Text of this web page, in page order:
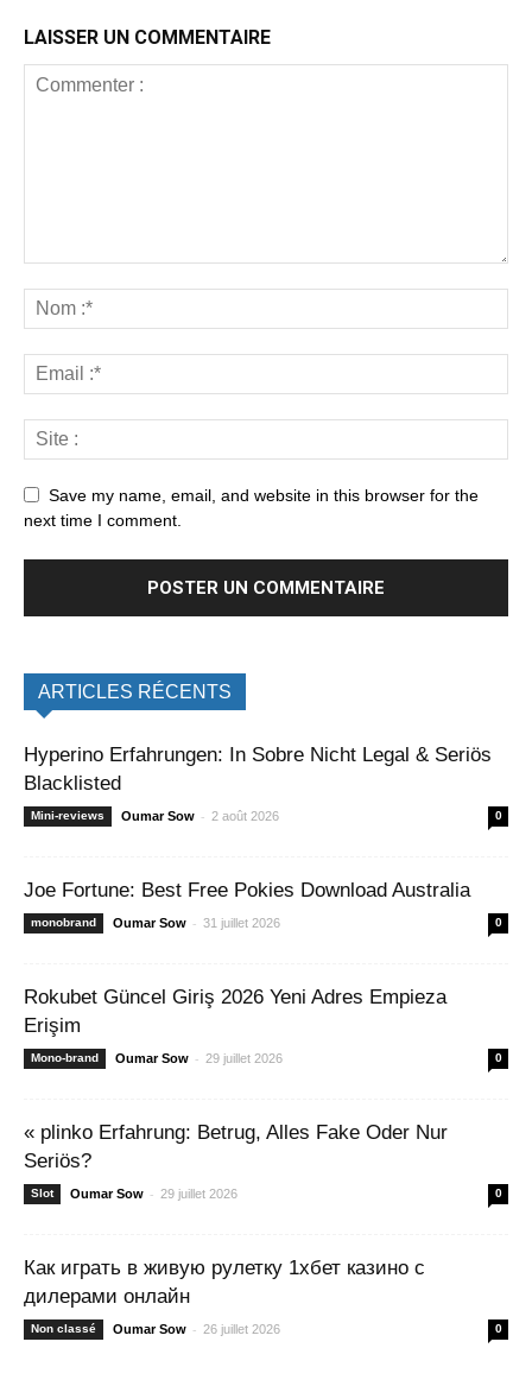
LAISSER UN COMMENTAIRE
Save my name, email, and website in this browser for the
next time I comment.
ARTICLES RÉCENTS
Hyperino Erfahrungen: In Sobre Nicht Legal & Seriös
Blacklisted
Mini-reviews Oumar Sow - 2 août 2026 0
Joe Fortune: Best Free Pokies Download Australia
monobrand Oumar Sow - 31 juillet 2026 0
Rokubet Güncel Giriş 2026 Yeni Adres Empieza
Erişim
Mono-brand Oumar Sow - 29 juillet 2026 0
« plinko Erfahrung: Betrug, Alles Fake Oder Nur
Seriös?
Slot Oumar Sow - 29 juillet 2026 0
Как играть в живую рулетку 1хбет казино с
дилерами онлайн
Non classé Oumar Sow - 26 juillet 2026 0